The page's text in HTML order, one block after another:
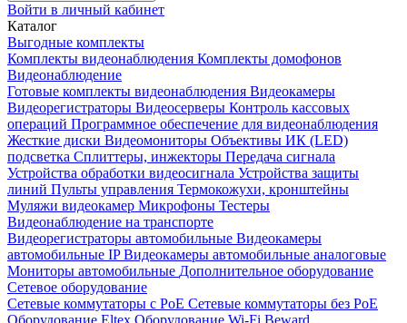
Войти в личный кабинет
Каталог
Выгодные комплекты
Комплекты видеонаблюдения Комплекты домофонов
Видеонаблюдение
Готовые комплекты видеонаблюдения Видеокамеры
Видеорегистраторы Видеосерверы Контроль кассовых
операций Программное обеспечение для видеонаблюдения
Жесткие диски Видеомониторы Объективы ИК (LED)
подсветка Сплиттеры, инжекторы Передача сигнала
Устройства обработки видеосигнала Устройства защиты
линий Пульты управления Термокожухи, кронштейны
Муляжи видеокамер Микрофоны Тестеры
Видеонаблюдение на транспорте
Видеорегистраторы автомобильные Видеокамеры
автомобильные IPВидеокамеры автомобильные аналоговые
Мониторы автомобильные Дополнительное оборудование
Сетевое оборудование
Сетевые коммутаторы с РоЕ Сетевые коммутаторы без РоЕ
Оборудование Eltex Оборудование Wi-Fi Beward